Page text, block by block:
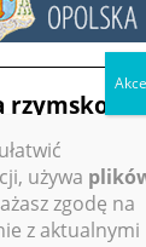
18, 48-
50
używa
zgodę na
z aktualnymi